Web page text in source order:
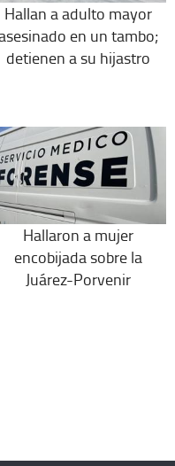
Hallan a adulto mayor
en un tambo;
detienen a su hijastro
Hallaron a mujer
encobijada sobre la
Juárez-Porvenir